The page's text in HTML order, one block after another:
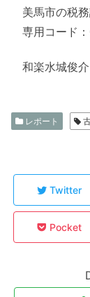
美馬市の税
専用コード
和楽水城俊介
レポート
Twitter
Pocket